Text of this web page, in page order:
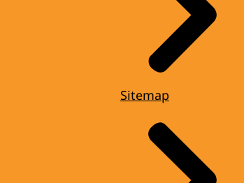
Sitemap